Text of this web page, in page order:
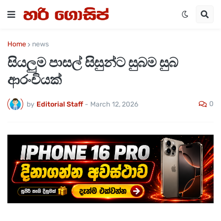
Home news
සියලුම පාසල් සිසුන්ට සුබම සුබ
ආරංචියක්
by Editorial Staff - March 12, 2026 0